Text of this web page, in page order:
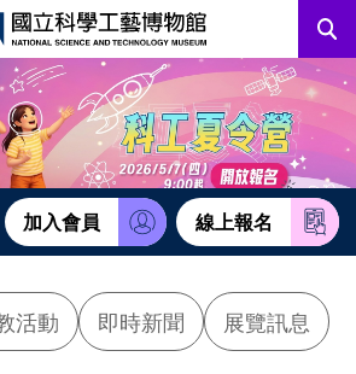
加入會員 線上報名
活動 即時新聞 展覽訊息